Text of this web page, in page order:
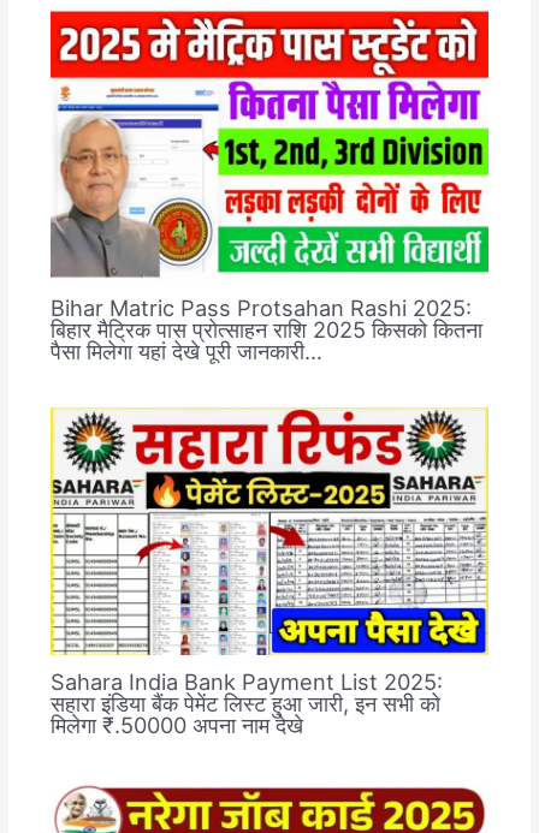
Bihar Matric Pass Protsahan Rashi 2025:
बिहार मैट्रिक पास प्रोत्साहन राशि 2025 किसको कितना
पैसा मिलेगा यहां देखे पूरी जानकारी…
Sahara India Bank Payment List 2025:
सहारा इंडिया बैंक पेमेंट लिस्ट हुआ जारी, इन सभी को
मिलेगा ₹.50000 अपना नाम देखे